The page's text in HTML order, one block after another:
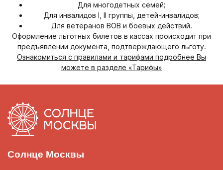
Для многодетных семей;
Для инвалидов I, II группы, детей-инвалидов;
Для ветеранов ВОВ и боевых действий.
Оформление льготных билетов в кассах происходит при
предъявлении документа, подтверждающего льготу.
Ознакомиться с правилами и тарифами подробнее Вы
можете в разделе «Тарифы»
Солнце Москвы